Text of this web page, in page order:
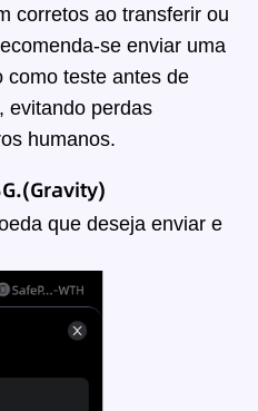
corretos ao transferir ou
se enviar uma
como teste antes de
evitando perdas
humanos.
que deseja enviar e